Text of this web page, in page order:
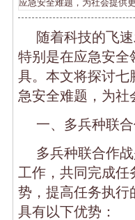
应急安全难题，为社会提供
随着科技的飞
特别是在应急安全
具。本文将探讨七
急安全难题，为
一、多兵种联
多兵种联合作
工作，共同完成
势，提高任务执行
具有以下优势：